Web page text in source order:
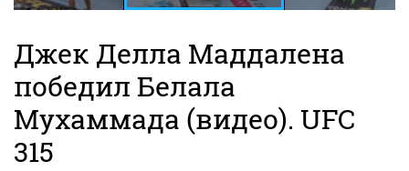
Джек Делла Маддалена
победил Белала
Мухаммада (видео). UFC
315